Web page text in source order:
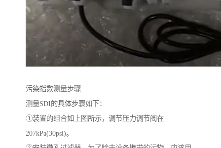
污染指数测量步骤
测量SDI的具体步骤如下：
①装置的组合如上图所示，调节压力调节阀在
207kPa(30psi)。